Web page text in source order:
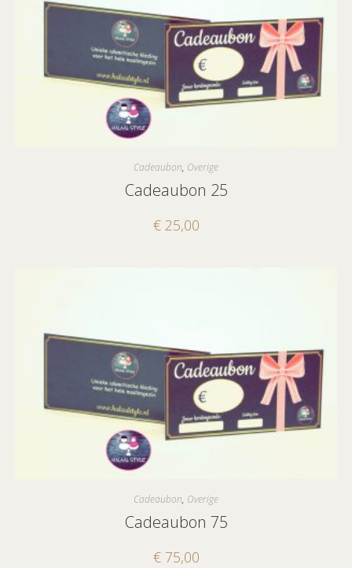
Cadeaubon, Overige
Cadeaubon 25
€25,00
Cadeaubon, Overige
Cadeaubon 75
€75,00